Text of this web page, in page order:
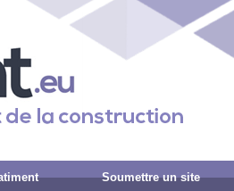
Soumettre un site